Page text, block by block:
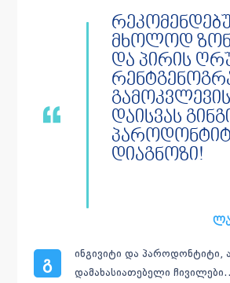
მხოლოდ
და პირის
დაისვას
დიაგნოზი!
გ
ინგივიტი და პაროდონტიტი,
დამახასიათებელი